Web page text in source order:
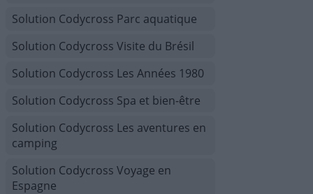
Solution Codycross Parc aquatique
Solution Codycross Visite du Brésil
Solution Codycross Les Années 1980
Solution Codycross Spa et bien-être
Solution Codycross Les aventures en
camping
Solution Codycross Voyage en
Espagne